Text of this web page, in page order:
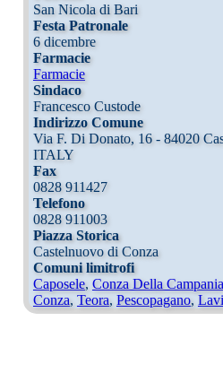
San Nicola di Bari
Festa Patronale
6 dicembre
Farmacie
Farmacie
Sindaco
Francesco Custode
Indirizzo Comune
Via F. Di Donato, 16 - 84020
ITALY
Fax
0828 911427
Telefono
0828 911003
Piazza Storica
Castelnuovo di Conza
Comuni limitrofi
Caposele, Conza Della Campania
Conza, Teora, Pescopagano,